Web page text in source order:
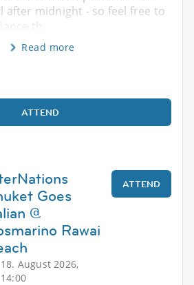
after midnight - so feel free to
Read more
ATTEND
Goes
@
Rawai
18. August 2026,
14:00
ATTEND